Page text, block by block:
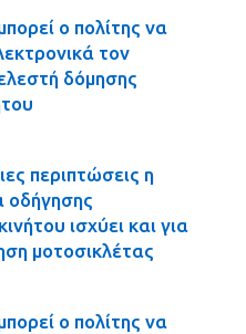
ο πολίτης να
τον
δόμησης
περιπτώσεις η
οδήγησης
ισχύει και για
μοτοσικλέτας
ο πολίτης να